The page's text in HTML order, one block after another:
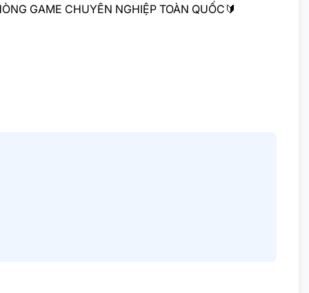
GAME CHUYÊN NGHIỆP TOÀN QUỐC 🔰